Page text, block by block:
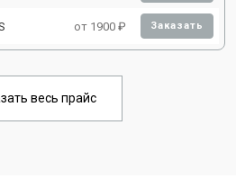
от 1900 ₽ Заказать
весь прайс